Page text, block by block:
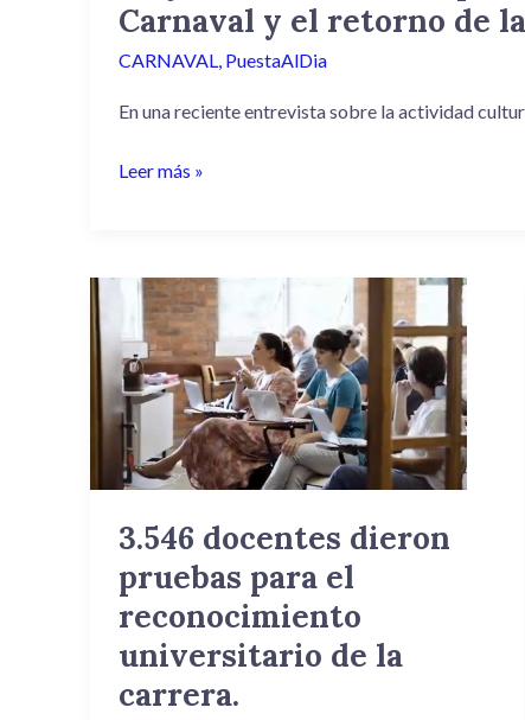
Carnaval y el retorno de
CARNAVAL, PuestaAlDia
En una reciente entrevista sobre la actividad
Leer más »
3.546 docentes dieron
pruebas para el
reconocimiento
universitario de la
carrera.
3.546
docentes
dieron
pruebas
para
el
reconocimiento
de
la
carrera.